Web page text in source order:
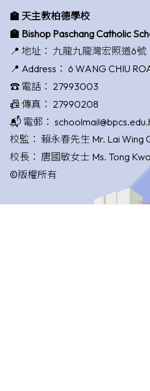
🏫 天主教柏德學校
🏫 Bishop Paschang Catholic
📍 地址： 九龍九龍灣宏照道6號
📍 Address： 6 WANG CHIU
☎️ 電話： 27993003
📠 傳真： 27990208
📬 電郵：
校監： 賴永春先生 Mr. Lai Wing
校長： 唐國敏女士 Ms. Tong
©版權所有